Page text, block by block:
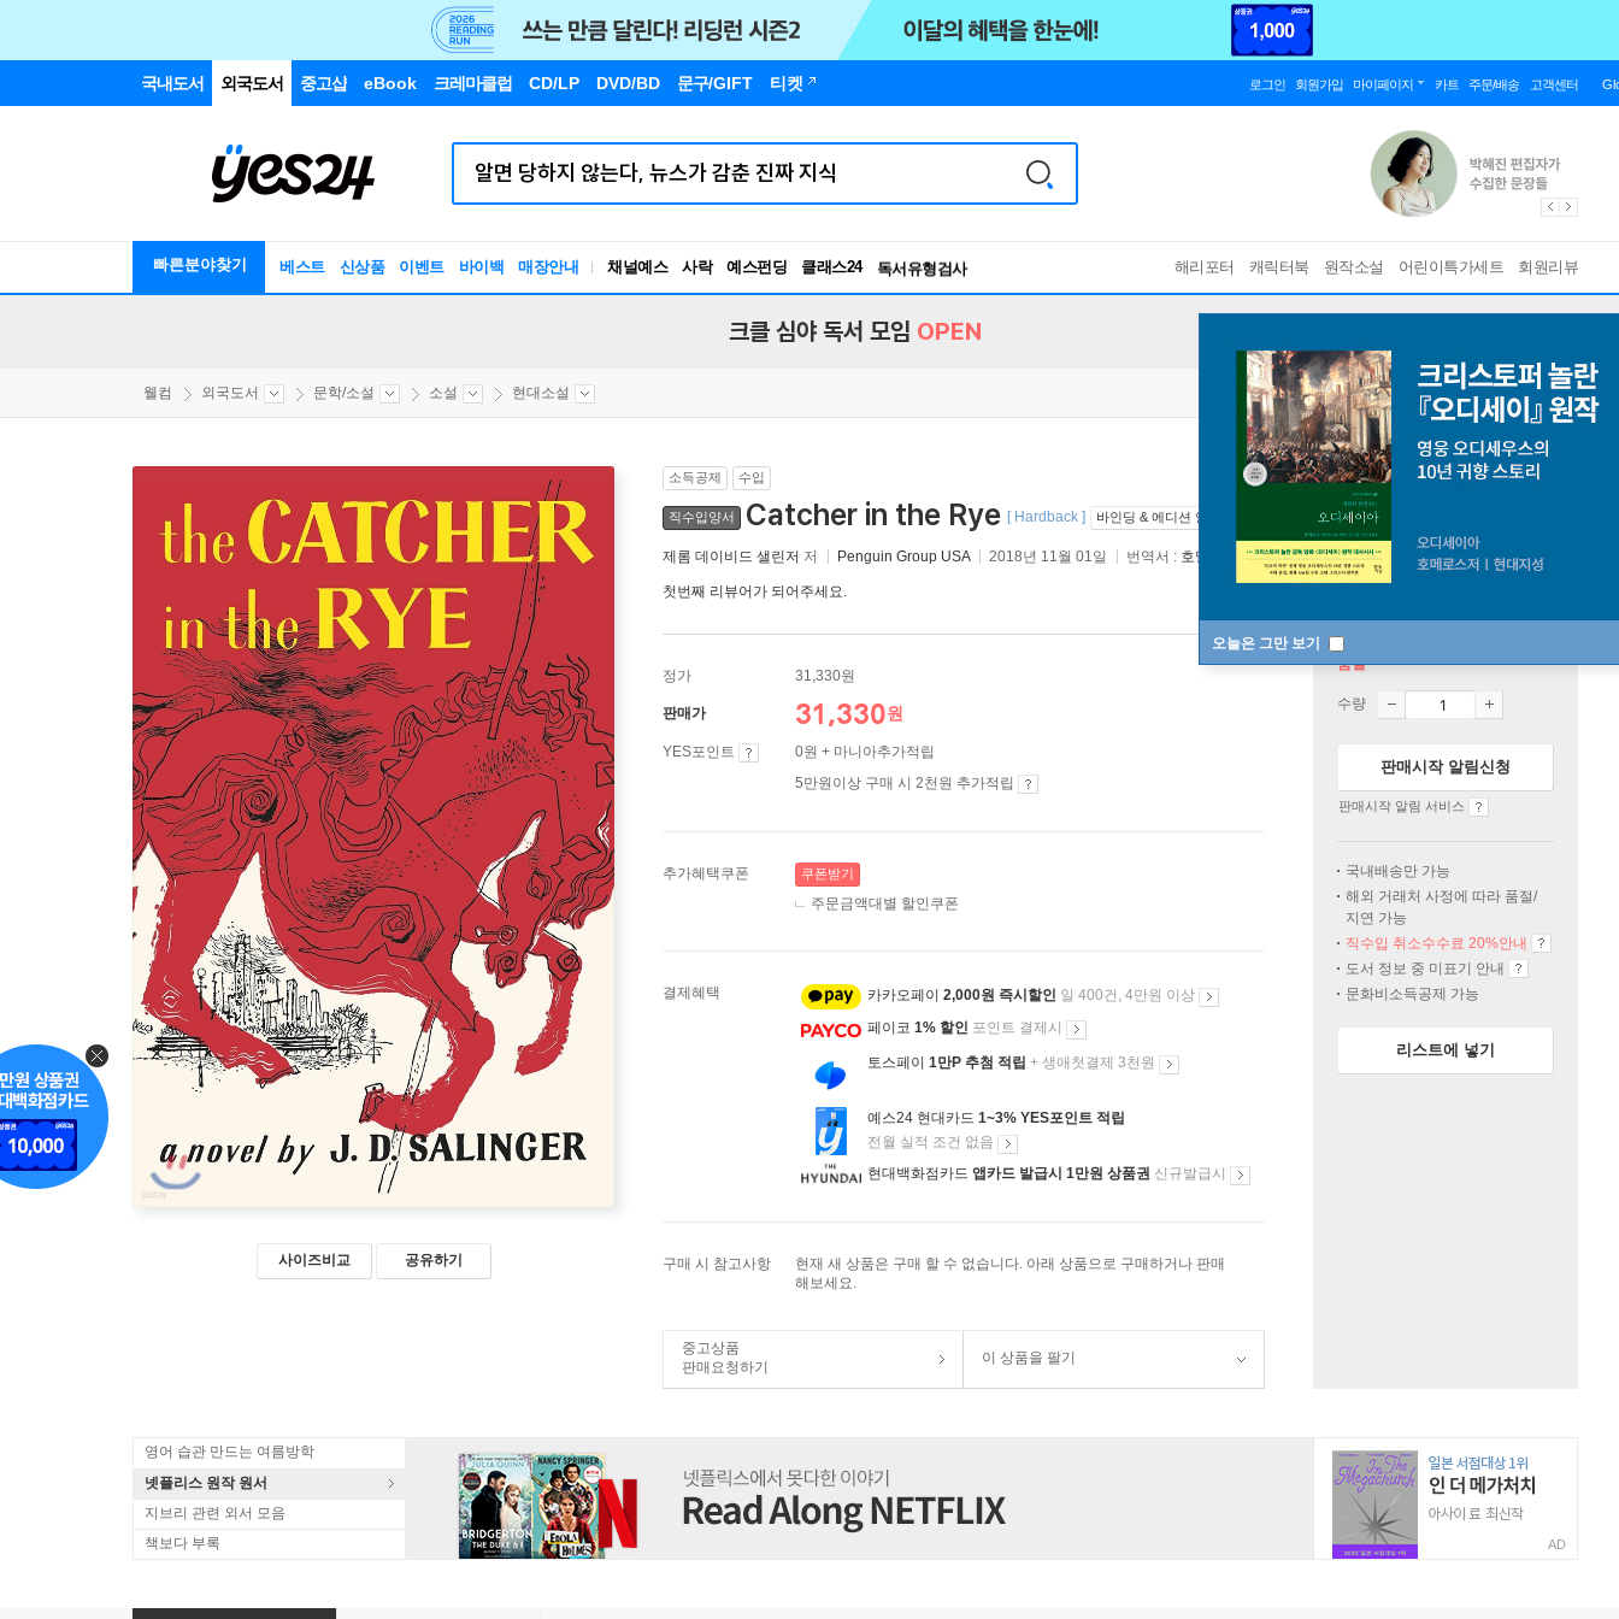
국내도서 외국도서 중고샵 eBook 크레마클럽 CD/LP DVD/BD 문구/GIFT 티켓 로그인 회원가입 마이페이지 카트 주문/배송 고객센터
빠른분야찾기 베스트 신상품 이벤트 바이백 매장안내 채널예스 사락 예스펀딩 클래스24
독서유형검사
RBTI Lab
해리포터 캐릭터북 원작소설 어린이특가세트 회원리뷰
오늘은 그만 보기
크클 심야 독서 모임 OPEN
웰컴 외국도서 문학/소설 소설 현대소설
사이즈비교 공유하기
소득공제 수입
직수입양서 Catcher in the Rye [ Hardback ] 바인딩 & 에디션 안내
제롬 데이비드 샐린저 저 Penguin Group USA 2018년 11월 01일 번역서 : 호밀밭의 파수꾼
첫번째 리뷰어가 되어주세요.
정가 31,330원
판매가 31,330원
YES포인트
0원 + 마니아추가적립
5만원이상 구매 시 2천원 추가적립
추가혜택쿠폰 쿠폰받기
주문금액대별 할인쿠폰
결제혜택 카카오페이 2,000원 즉시할인 일 400건, 4만원 이상
페이코 1% 할인 포인트 결제시
토스페이 1만P 추첨 적립 + 생애첫결제 3천원
예스24 현대카드 1~3% YES포인트 적립
전월 실적 조건 없음
현대백화점카드 앱카드 발급시 1만원 상품권 신규발급시
구매 시 참고사항
현재 새 상품은 구매 할 수 없습니다. 아래 상품으로 구매하거나 판매
해보세요.
중고상품
판매요청하기
이 상품을 팔기
품절
수량
판매시작 알림신청
판매시작 알림 서비스
국내배송만 가능
해외 거래처 사정에 따라 품절/
지연 가능
직수입 취소수수료 20%안내
도서 정보 중 미표기 안내
문화비소득공제 가능
리스트에 넣기
영어 습관 만드는 여름방학
넷플리스 원작 원서
지브리 관련 외서 모음
책보다 부록
AD